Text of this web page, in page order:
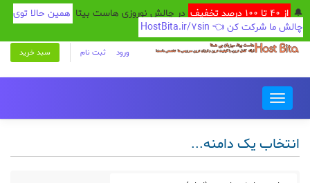
🔔از 40 تا 100 درصد تخفیف در چالش نوروزی هاست بیتا همین حالا توی
چالش ما شرکت کن 👈 HostBita.ir/7sin
ورود ثبت نام سبد خرید
Toggle
navigation
انتخاب یک دامنه...